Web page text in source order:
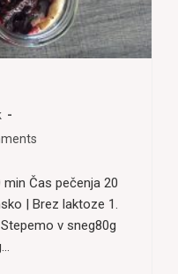
Čas pečenja 20
| Brez laktoze 1.
v sneg80g